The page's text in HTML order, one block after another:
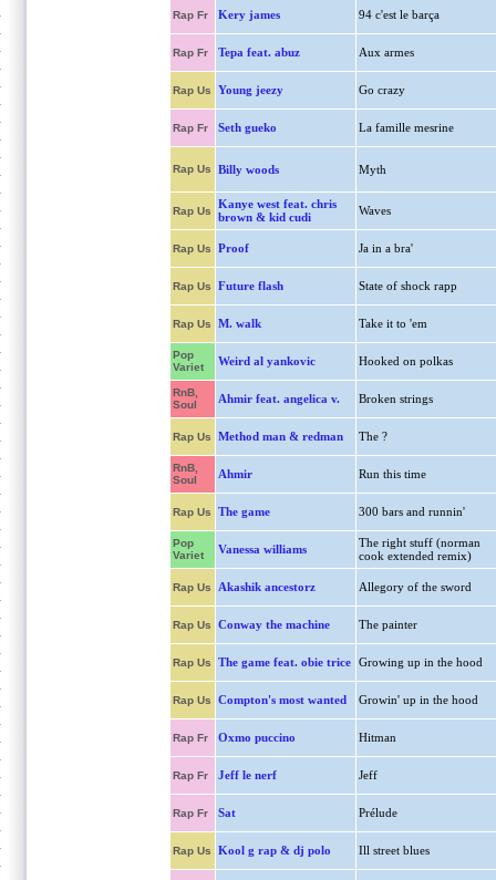
Rap Fr Kery james 94 c'est le barça
Rap Fr Tepa feat. abuz Aux armes
Rap Us Young jeezy Go crazy
Rap Fr Seth gueko La famille mesrine
Rap Us Billy woods Myth
Rap Us
Kanye west feat. chris
brown & kid cudi
Waves
Rap Us Proof Ja in a bra'
Rap Us Future flash State of shock rapp
Rap Us M. walk Take it to 'em
Pop
Variet
Weird al yankovic Hooked on polkas
RnB,
Soul
Ahmir feat. angelica v. Broken strings
Rap Us Method man & redman The ?
RnB,
Soul
Ahmir Run this time
Rap Us The game 300 bars and runnin'
Pop
Variet
Vanessa williams
The right stuff (norman
cook extended remix)
Rap Us Akashik ancestorz Allegory of the sword
Rap Us Conway the machine The painter
Rap Us The game feat. obie trice Growing up in the hood
Rap Us Compton's most wanted Growin' up in the hood
Rap Fr Oxmo puccino Hitman
Rap Fr Jeff le nerf Jeff
Rap Fr Sat Prélude
Rap Us Kool g rap & dj polo Ill street blues